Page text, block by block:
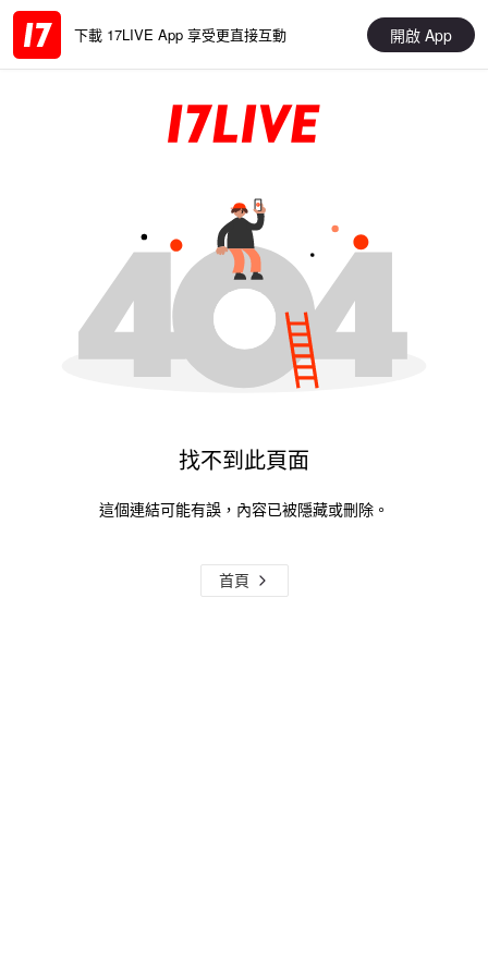
下載 17LIVE App 享受更直接互動 開啟 App
找不到此頁面
這個連結可能有誤，內容已被隱藏或刪除。
首頁